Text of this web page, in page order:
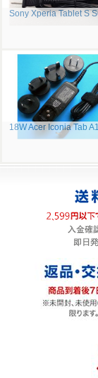
Sony Xperia Tablet S
18W Acer Iconia Tab